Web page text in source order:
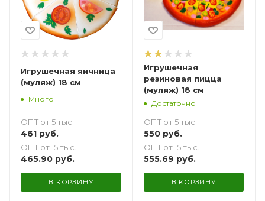
Игрушечная яичница
(муляж) 18 см
Много
ОПТ от 5 тыс.
461 руб.
ОПТ от 15 тыс.
465.90 руб.
В КОРЗИНУ
Игрушечная
резиновая пицца
(муляж) 18 см
Достаточно
ОПТ от 5 тыс.
550руб.
ОПТ от 15 тыс.
555.69 руб.
В КОРЗИНУ